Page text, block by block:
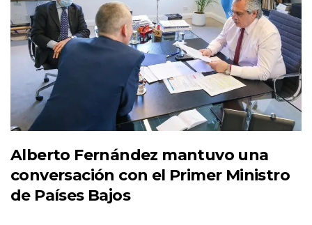
Alberto Fernández mantuvo una
conversación con el Primer Ministro
de Países Bajos